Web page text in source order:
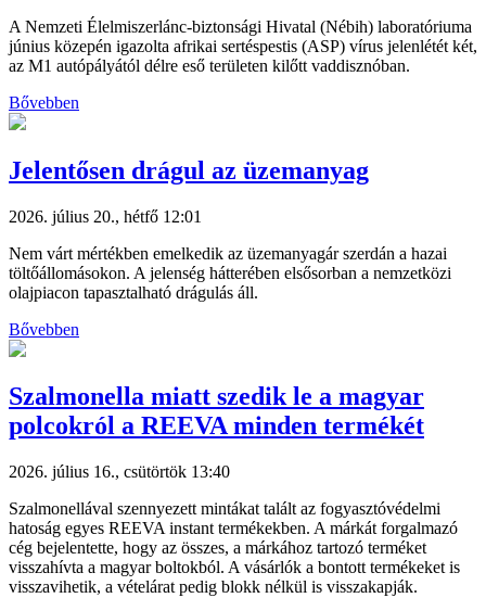
A Nemzeti Élelmiszerlánc-biztonsági Hivatal (Nébih) laboratóriuma
június közepén igazolta afrikai sertéspestis (ASP) vírus jelenlétét két,
az M1 autópályától délre eső területen kilőtt vaddisznóban.
Bővebben
Jelentősen drágul az üzemanyag
2026. július 20., hétfő 12:01
Nem várt mértékben emelkedik az üzemanyagár szerdán a hazai
töltőállomásokon. A jelenség hátterében elsősorban a nemzetközi
olajpiacon tapasztalható drágulás áll.
Bővebben
Szalmonella miatt szedik le a magyar
polcokról a REEVA minden termékét
2026. július 16., csütörtök 13:40
Szalmonellával szennyezett mintákat talált az fogyasztóvédelmi
hatoság egyes REEVA instant termékekben. A márkát forgalmazó
cég bejelentette, hogy az összes, a márkához tartozó terméket
visszahívta a magyar boltokból. A vásárlók a bontott termékeket is
visszavihetik, a vételárat pedig blokk nélkül is visszakapják.